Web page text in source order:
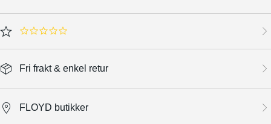
0.0 star rating
Fri frakt & enkel retur
FLOYD butikker